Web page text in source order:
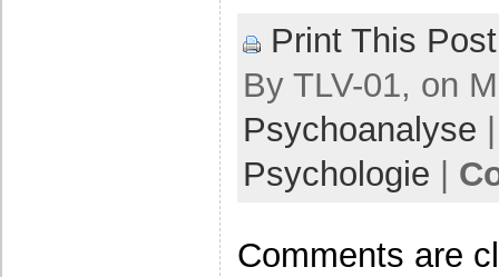
Print This Post
By TLV-01, on
Psychoanalyse
Psychologie
Comments are